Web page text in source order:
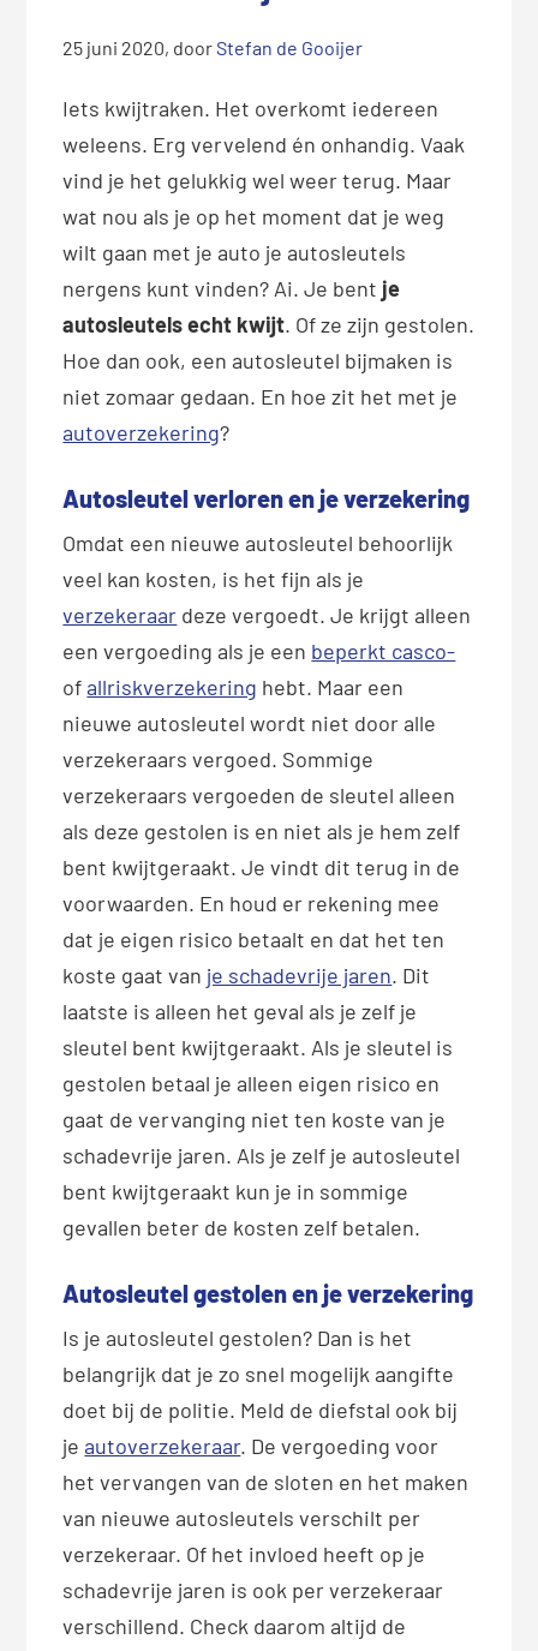
25 juni 2020, doorStefan de Gooijer
Iets kwijtraken. Het overkomt iedereen
weleens. Erg vervelend én onhandig. Vaak
vind je het gelukkig wel weer terug. Maar
wat nou als je op het moment dat je weg
wilt gaan met je auto je autosleutels
nergens kunt vinden? Ai. Je bent je
autosleutels echt kwijt. Of ze zijn gestolen.
Hoe dan ook, een autosleutel bijmaken is
niet zomaar gedaan. En hoe zit het met je
autoverzekering?
Autosleutel verloren en je verzekering
Omdat een nieuwe autosleutel behoorlijk
veel kan kosten, is het fijn als je
verzekeraar deze vergoedt. Je krijgt alleen
een vergoeding als je een beperkt casco-
ofallriskverzekering hebt. Maar een
nieuwe autosleutel wordt niet door alle
verzekeraars vergoed. Sommige
verzekeraars vergoeden de sleutel alleen
als deze gestolen is en niet als je hem zelf
bent kwijtgeraakt. Je vindt dit terug in de
voorwaarden. En houd er rekening mee
dat je eigen risico betaalt en dat het ten
koste gaat van je schadevrije jaren. Dit
laatste is alleen het geval als je zelf je
sleutel bent kwijtgeraakt. Als je sleutel is
gestolen betaal je alleen eigen risico en
gaat de vervanging niet ten koste van je
schadevrije jaren. Als je zelf je autosleutel
bent kwijtgeraakt kun je in sommige
gevallen beter de kosten zelf betalen.
Autosleutel gestolen en je verzekering
Is je autosleutel gestolen? Dan is het
belangrijk dat je zo snel mogelijk aangifte
doet bij de politie. Meld de diefstal ook bij
jeautoverzekeraar. De vergoeding voor
het vervangen van de sloten en het maken
van nieuwe autosleutels verschilt per
verzekeraar. Of het invloed heeft op je
schadevrije jaren is ook per verzekeraar
verschillend. Check daarom altijd de